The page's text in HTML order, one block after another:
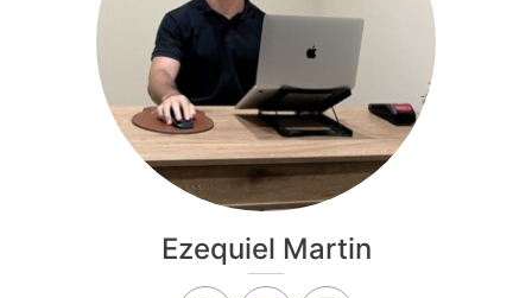
Ezequiel Martin